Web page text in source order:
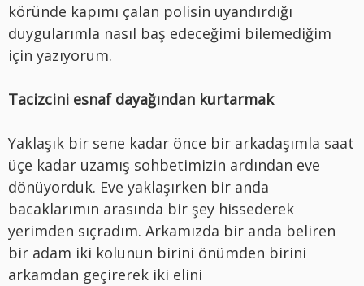
köründe kapımı çalan polisin uyandırdığı
duygularımla nasıl baş edeceğimi bilemediğim
için yazıyorum.
Tacizcini esnaf dayağından kurtarmak
Yaklaşık bir sene kadar önce bir arkadaşımla saat
üçe kadar uzamış sohbetimizin ardından eve
dönüyorduk. Eve yaklaşırken bir anda
bacaklarımın arasında bir şey hissederek
yerimden sıçradım. Arkamızda bir anda beliren
bir adam iki kolunun birini önümden birini
arkamdan geçirerek iki elini